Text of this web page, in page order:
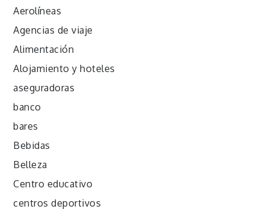
Aerolíneas
Agencias de viaje
Alimentación
Alojamiento y hoteles
aseguradoras
banco
bares
Bebidas
Belleza
Centro educativo
centros deportivos